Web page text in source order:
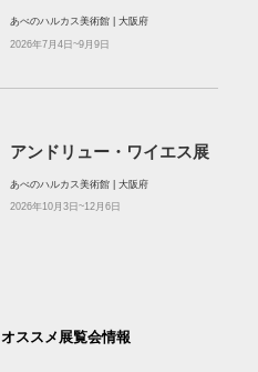
あべのハルカス美術館 | 大阪府
2026年7月4日~9月9日
アンドリュー・ワイエス展
あべのハルカス美術館 | 大阪府
2026年10月3日~12月6日
オススメ展覧会情報